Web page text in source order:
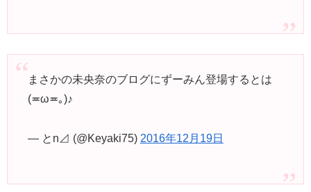
まさかの未央奈のブログにずーみん登場するとは
(≖ω≖｡)♪
— とn⊿ (@Keyaki75) 2016年12月19日